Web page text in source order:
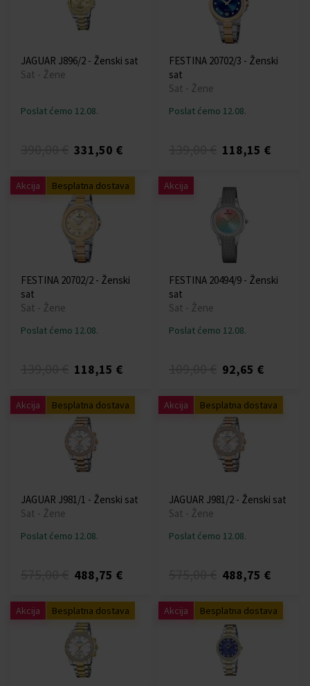
JAGUAR J896/2 - Ženski sat
Sat - Žene
Poslat ćemo 12.08.
331,50 €
FESTINA 20702/3 - Ženski
sat
Sat - Žene
Poslat ćemo 12.08.
118,15 €
Akcija Besplatna dostava
FESTINA 20702/2 - Ženski
sat
Sat - Žene
Poslat ćemo 12.08.
118,15 €
Akcija
FESTINA 20494/9 - Ženski
sat
Sat - Žene
Poslat ćemo 12.08.
92,65 €
Akcija Besplatna dostava
JAGUAR J981/1 - Ženski sat
Sat - Žene
Poslat ćemo 12.08.
488,75 €
Akcija Besplatna dostava
JAGUAR J981/2 - Ženski sat
Sat - Žene
Poslat ćemo 12.08.
488,75 €
Akcija Besplatna dostava Akcija Besplatna dostava